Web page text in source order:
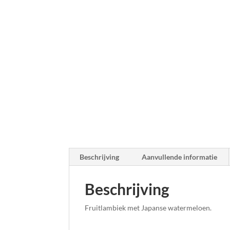
Beschrijving Aanvullende informatie
Beschrijving
Fruitlambiek met Japanse watermeloen.